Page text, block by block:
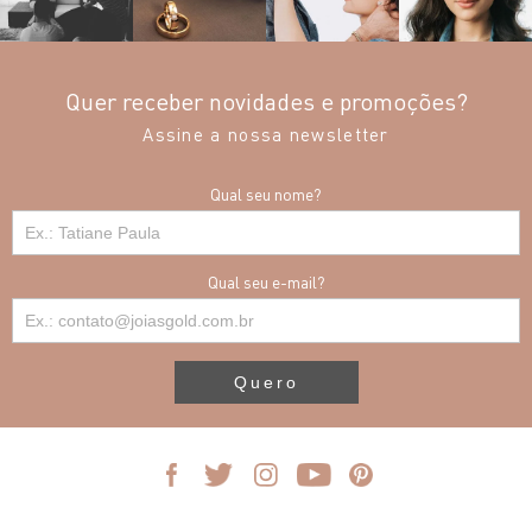
Quer receber novidades e promoções?
Assine a nossa newsletter
Qual seu nome?
Qual seu e-mail?
Quero